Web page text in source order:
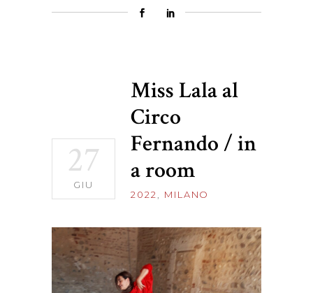
27
GIU
Miss Lala al
Circo
Fernando / in
a room
2022 MILANO